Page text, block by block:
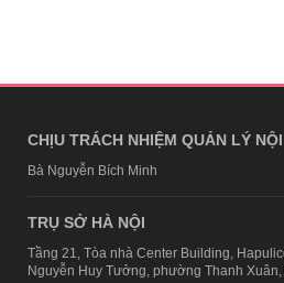
CHỊU TRÁCH NHIỆM QUẢN LÝ
Bà Nguyễn Bích Minh
TRỤ SỞ HÀ NỘI
Tầng 21, Tòa nhà Center Building,
Nguyễn Huy Tưởng, phường Thanh